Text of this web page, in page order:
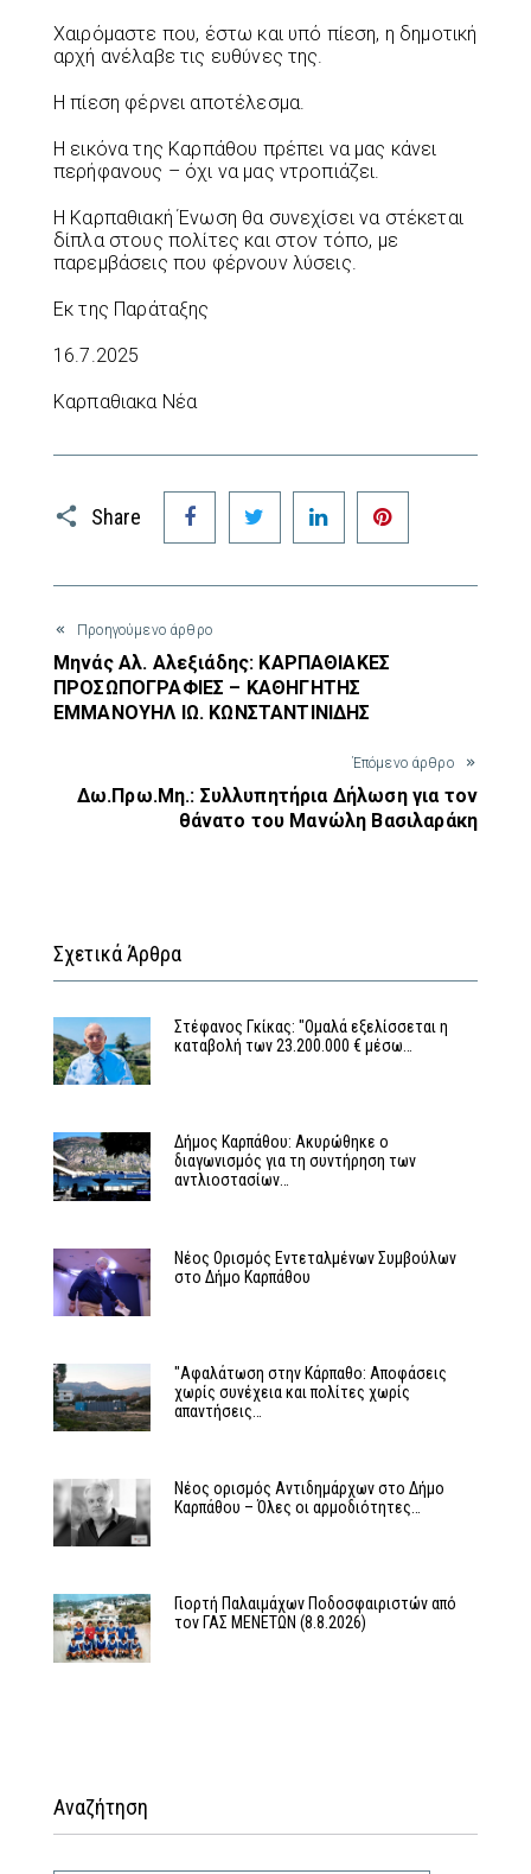
Χαιρόμαστε που, έστω και υπό πίεση, η δημοτική
αρχή ανέλαβε τις ευθύνες της.
Η πίεση φέρνει αποτέλεσμα.
Η εικόνα της Καρπάθου πρέπει να μας κάνει
περήφανους – όχι να μας ντροπιάζει.
Η Καρπαθιακή Ένωση θα συνεχίσει να στέκεται
δίπλα στους πολίτες και στον τόπο, με
παρεμβάσεις που φέρνουν λύσεις.
Εκ της Παράταξης
16.7.2025
Καρπαθιακα Νέα
Share
Facebook Twitter LinkedIn
Προηγούμενο άρθρο
Μηνάς Αλ. Αλεξιάδης: ΚΑΡΠΑΘΙΑΚΕΣ
ΠΡΟΣΩΠΟΓΡΑΦΙΕΣ – ΚΑΘΗΓΗΤΗΣ
ΕΜΜΑΝΟΥΗΛ ΙΩ. ΚΩΝΣΤΑΝΤΙΝΙΔΗΣ
Έπόμενο άρθρο
Δω.Πρω.Μη.: Συλλυπητήρια Δήλωση για τον
θάνατο του Μανώλη Βασιλαράκη
Σχετικά Άρθρα
Στέφανος Γκίκας: "Ομαλά εξελίσσεται η
καταβολή των 23.200.000 € μέσω…
Δήμος Καρπάθου: Ακυρώθηκε ο
διαγωνισμός για τη συντήρηση των
αντλιοστασίων…
Νέος Ορισμός Εντεταλμένων Συμβούλων
στο Δήμο Καρπάθου
"Αφαλάτωση στην Κάρπαθο: Αποφάσεις
χωρίς συνέχεια και πολίτες χωρίς
απαντήσεις…
Νέος ορισμός Αντιδημάρχων στο Δήμο
Καρπάθου – Όλες οι αρμοδιότητες…
Γιορτή Παλαιμάχων Ποδοσφαιριστών από
τον ΓΑΣ ΜΕΝΕΤΩΝ (8.8.2026)
Αναζήτηση